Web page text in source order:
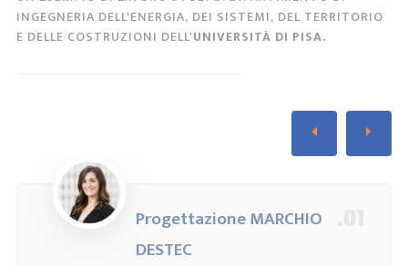
INGEGNERIA DELL'ENERGIA, DEI SISTEMI, DEL TERRITORIO
E DELLE COSTRUZIONI DELL'UNIVERSITÀ DI PISA.
Progettazione MARCHIO
DESTEC